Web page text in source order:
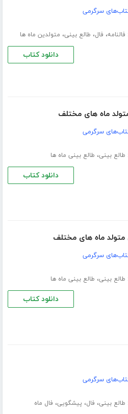
سرگرمی
فالنامه، فال، طالع بینی، متولدین ماه ها
دانلود کتاب
ماه های مختلف
سرگرمی
طالع بینی، طالع بینی ماه ها
دانلود کتاب
متولد ماه های مختلف
سرگرمی
طالع بینی، طالع بینی ماه ها
دانلود کتاب
سرگرمی
طالع بینی، فال، پیشگویی، فال ماه